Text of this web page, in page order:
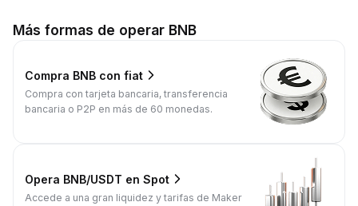
Más formas de operar BNB
Compra BNB con fiat
Compra con tarjeta bancaria, transferencia
bancaria o P2P en más de 60 monedas.
Opera BNB/USDT en Spot
Accede a una gran liquidez y tarifas de Maker